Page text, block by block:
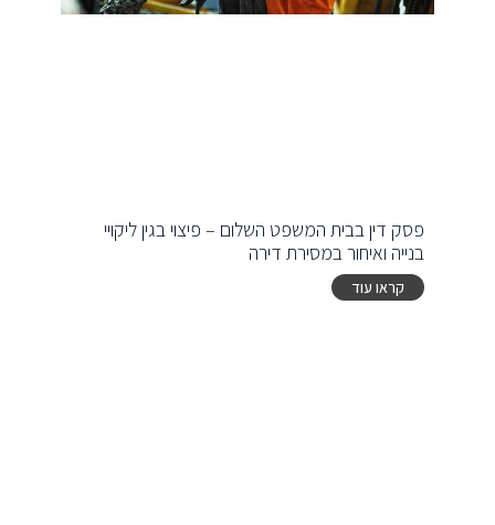
פסק דין בבית המשפט השלום – פיצוי בגין ליקויי
בנייה ואיחור במסירת דירה
קראו עוד